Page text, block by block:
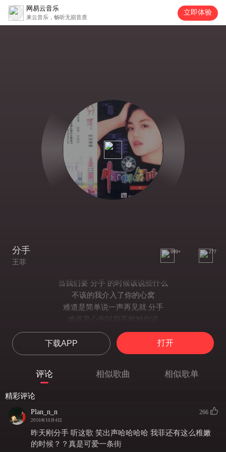
网易云音乐
来云音乐，畅听无损音质
立即体验
分手
王菲
999+ 277
当我们要 分手 的时候该说些什么
不该的我介入了你的心窝
难道是简单说一声再见就 分手
难道是心伤叫我不敢对你说
当我们要 分手 的时候该说些什么
不该的我介入了你的心窝
难道是简单说一声再见就 分手
牵手的时候甜蜜的滋味
不知道是为了谁
当我们要 分手 的时候该说些什么
下载APP 打开
评论 相似歌曲 相似歌单
精彩评论
Plan_n_n
2016年10月4日
266
昨天刚分手 听这歌 笑出声哈哈哈哈 我菲还有这么稚嫩
的时候？？真是可爱一条街